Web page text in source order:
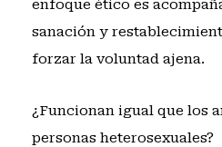
enfoque ético es
sanación y
forzar la voluntad ajena.
¿Funcionan igual que los
personas heterosexuales?